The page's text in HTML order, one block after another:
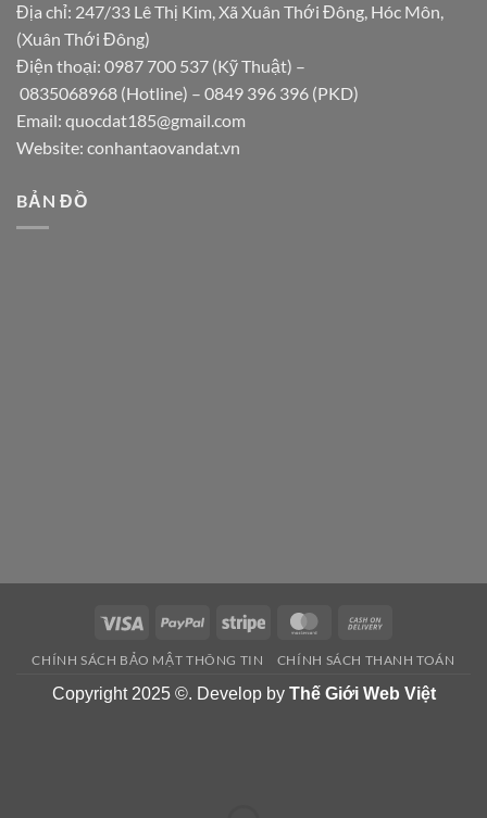
Địa chỉ: 247/33 Lê Thị Kim, Xã Xuân Thới Đông, Hóc Môn,
(Xuân Thới Đông)
Điện thoại: 0987 700 537 (Kỹ Thuật) –
0835068968 (Hotline) – 0849 396 396 (PKD)
Email: quocdat185@gmail.com
Website: conhantaovandat.vn
BẢN ĐỒ
Visa PayPal Stripe MasterCard
Delivery
CHÍNH SÁCH BẢO MẬT THÔNG TIN CHÍNH SÁCH THANH TOÁN
Copyright 2025 ©. Develop by Thế Giới Web Việt